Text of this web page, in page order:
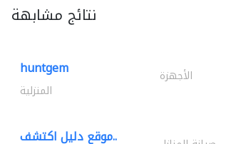
نتائج مشابهة
huntgem الأجهزة
المنزلية
موقع دليل اكتشف..